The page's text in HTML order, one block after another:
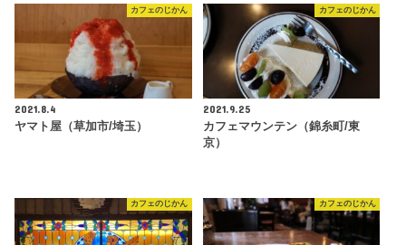
カフェのじかん
2021.8.4
ヤマト屋（草加市/埼玉）
カフェのじかん
2021.9.25
カフェマウンテン（錦糸町/東
京）
カフェのじかん カフェのじかん